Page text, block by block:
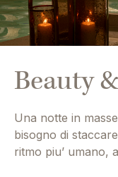
Beauty
Una notte in
bisogno di
ritmo piu’ umano,